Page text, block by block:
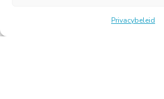
Privacybeleid